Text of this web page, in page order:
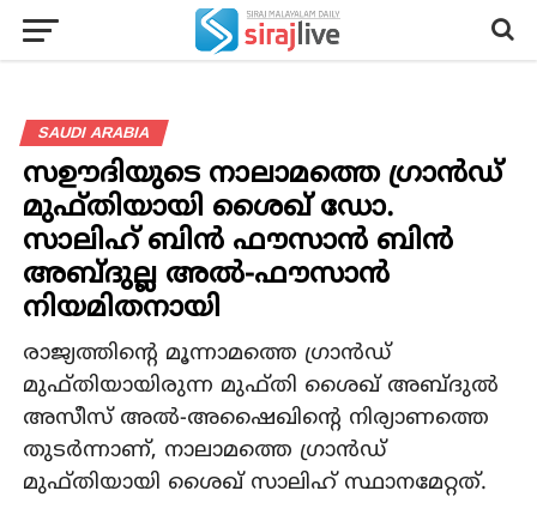
SAUDI ARABIA
സഊദിയുടെ നാലാമത്തെ ഗ്രാന്‍ഡ്
മുഫ്തിയായി ശൈഖ് ഡോ.
സാലിഹ് ബിന്‍ ഫൗസാന്‍ ബിന്‍
അബ്ദുല്ല അല്‍-ഫൗസാന്‍
നിയമിതനായി
രാജ്യത്തിന്റെ മൂന്നാമത്തെ ഗ്രാന്‍ഡ്
മുഫ്തിയായിരുന്ന മുഫ്തി ശൈഖ് അബ്ദുല്‍
അസീസ് അല്‍-അഷൈഖിന്റെ നിര്യാണത്തെ
തുടര്‍ന്നാണ്, നാലാമത്തെ ഗ്രാന്‍ഡ്
മുഫ്തിയായി ശൈഖ് സാലിഹ് സ്ഥാനമേറ്റത്.